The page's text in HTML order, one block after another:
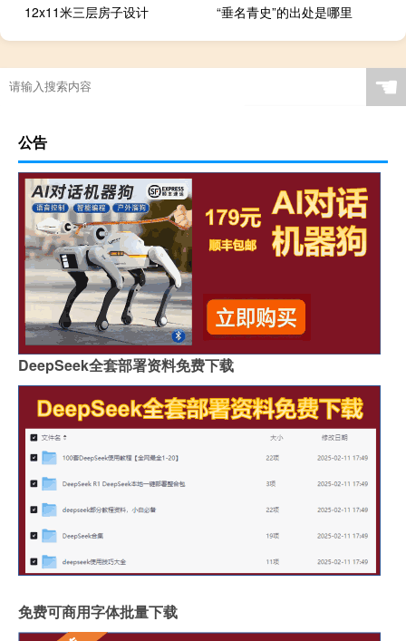
12x11米三层房子设计
“垂名青史”的出处是哪里
☚
公告
DeepSeek全套部署资料免费下载
免费可商用字体批量下载